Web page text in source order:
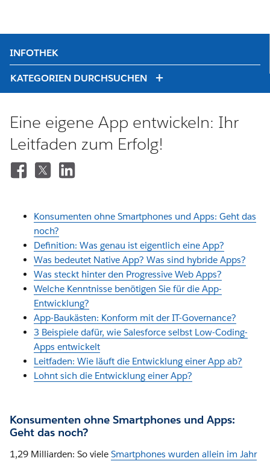
INFOTHEK
KATEGORIEN DURCHSUCHEN
Eine eigene App entwickeln: Ihr
Leitfaden zum Erfolg!
Konsumenten ohne Smartphones und Apps: Geht das
noch?
Definition: Was genau ist eigentlich eine App?
Was bedeutet Native App? Was sind hybride Apps?
Was steckt hinter den Progressive Web Apps?
Welche Kenntnisse benötigen Sie für die App-
Entwicklung?
App-Baukästen: Konform mit der IT-Governance?
3 Beispiele dafür, wie Salesforce selbst Low-Coding-
Apps entwickelt
Leitfaden: Wie läuft die Entwicklung einer App ab?
Lohnt sich die Entwicklung einer App?
Konsumenten ohne Smartphones und Apps:
Geht das noch?
1,29 Milliarden: So viele Smartphones wurden allein im Jahr